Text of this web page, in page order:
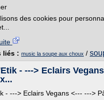
des cookies pour
liés : music la soupe aux choux /
- ---> Eclairs
- ---> Eclairs Vegans <--- --->